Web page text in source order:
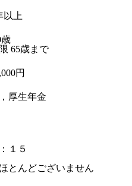
上
65歳まで
円
厚生年金
：１５
とんどございません